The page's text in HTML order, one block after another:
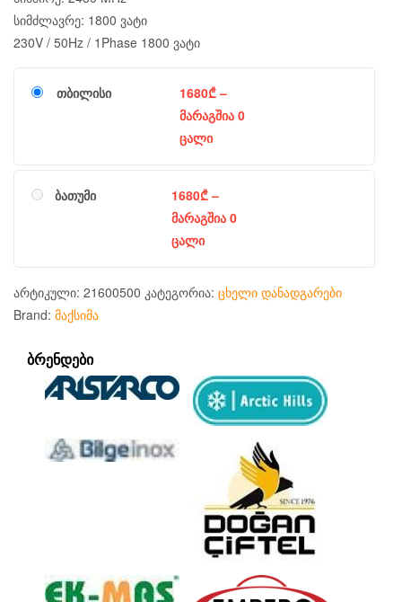
სიმძლავრე: 1800 ვატი
230V / 50Hz / 1Phase 1800 ვატი
თბილისი 1680₾–
მარაგშია 0
ცალი
ბათუმი 1680₾–
მარაგშია 0
ცალი
არტიკული: 21600500 კატეგორია: ცხელი დანადგარები
Brand: მაქსიმა
ᲑᲠᲔᲜᲓᲔᲑᲘ